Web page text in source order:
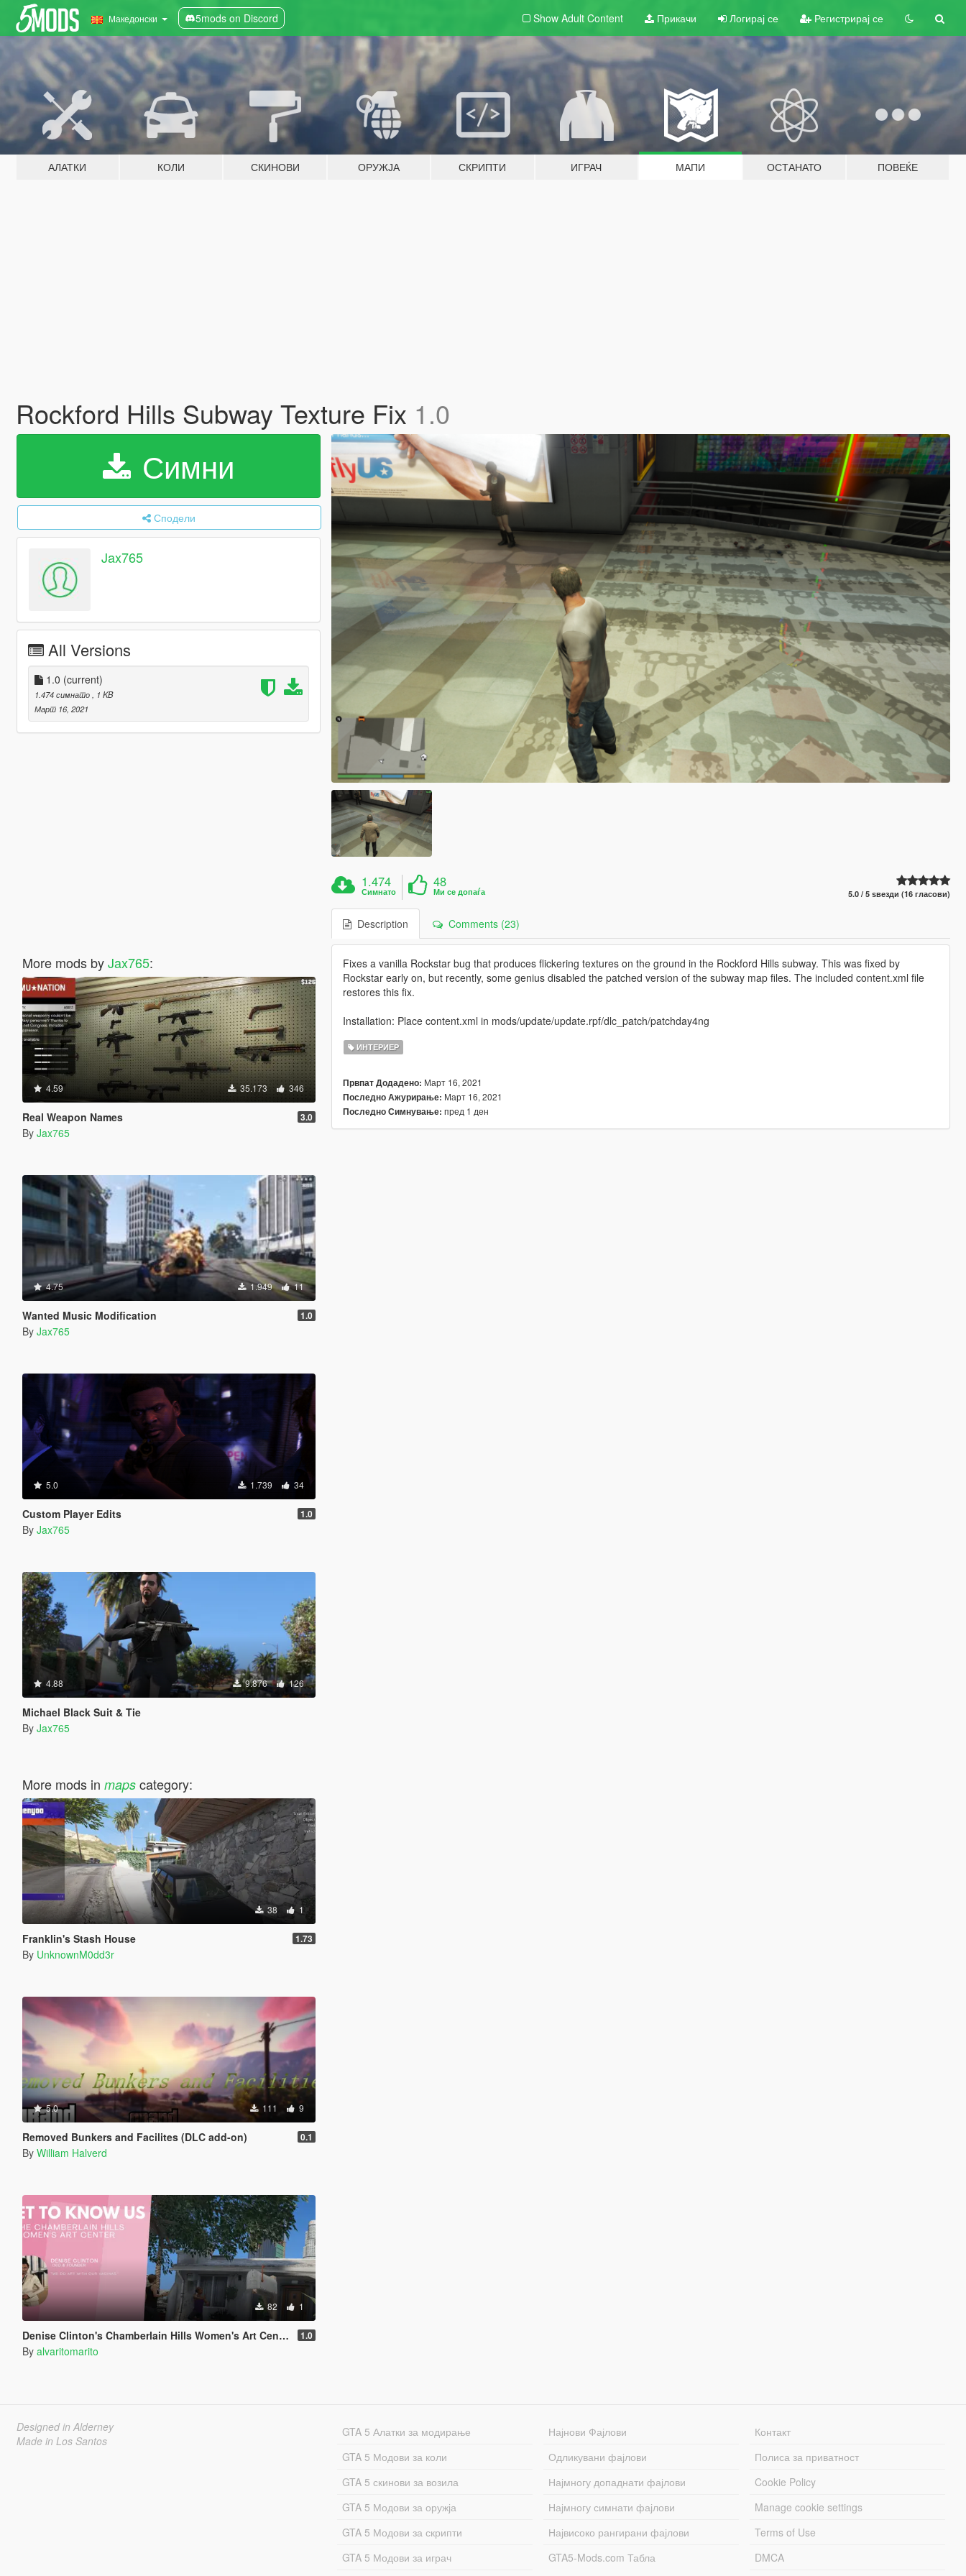
Македонски 5mods on Discord Show Adult Content Прикачи Логирај се Регистрирај се
АЛАТКИ КОЛИ СКИНОВИ ОРУЖЈА СКРИПТИ ИГРАЧ МАПИ ОСТАНАТО ПОВЕЌЕ
Rockford Hills Subway Texture Fix 1.0
Симни
Сподели
Jax765
All Versions
1.0 (current)
1.474 симнато
, 1 KB
Март 16, 2021
More mods byJax765:
4.59 35.173 346
Real Weapon Names 3.0
By Jax765
4.75 1.949 11
Wanted Music Modification 1.0
By Jax765
5.0 1.739 34
Custom Player Edits 1.0
By Jax765
4.88 9.876 126
Michael Black Suit & Tie
By Jax765
More mods in mapscategory:
38 1
Franklin's Stash House 1.73
By UnknownM0dd3r
5.0 111 9
Removed Bunkers and Facilites (DLC add-on) 0.1
By William Halverd
82 1
Denise Clinton's Chamberlain Hills Women's Art Center 1.0
By alvaritomarito
1.474
Симнато
48
Ми се допаѓа 5.0 / 5 ѕвезди (16 гласови)
Description Comments (23)
Fixes a vanilla Rockstar bug that produces flickering textures on the ground in the Rockford Hills subway. This was fixed by
Rockstar early on, but recently, some genius disabled the patched version of the subway map files. The included content.xml file
restores this fix.
Installation: Place content.xml in mods/update/update.rpf/dlc_patch/patchday4ng
ИНТЕРИЕР
Првпат Додадено: Март 16, 2021
Последно Ажурирање: Март 16, 2021
Последно Симнување: пред 1 ден
Designed in Alderney
Made in Los Santos
GTA 5 Алатки за модирање
GTA 5 Модови за коли
GTA 5 скинови за возила
GTA 5 Модови за оружја
GTA 5 Модови за скрипти
GTA 5 Модови за играч
Најнови Фајлови
Одликувани фајлови
Најмногу допаднати фајлови
Најмногу симнати фајлови
Највисоко рангирани фајлови
GTA5-Mods.com Табла
Контакт
Полиса за приватност
Cookie Policy
Manage cookie settings
Terms of Use
DMCA